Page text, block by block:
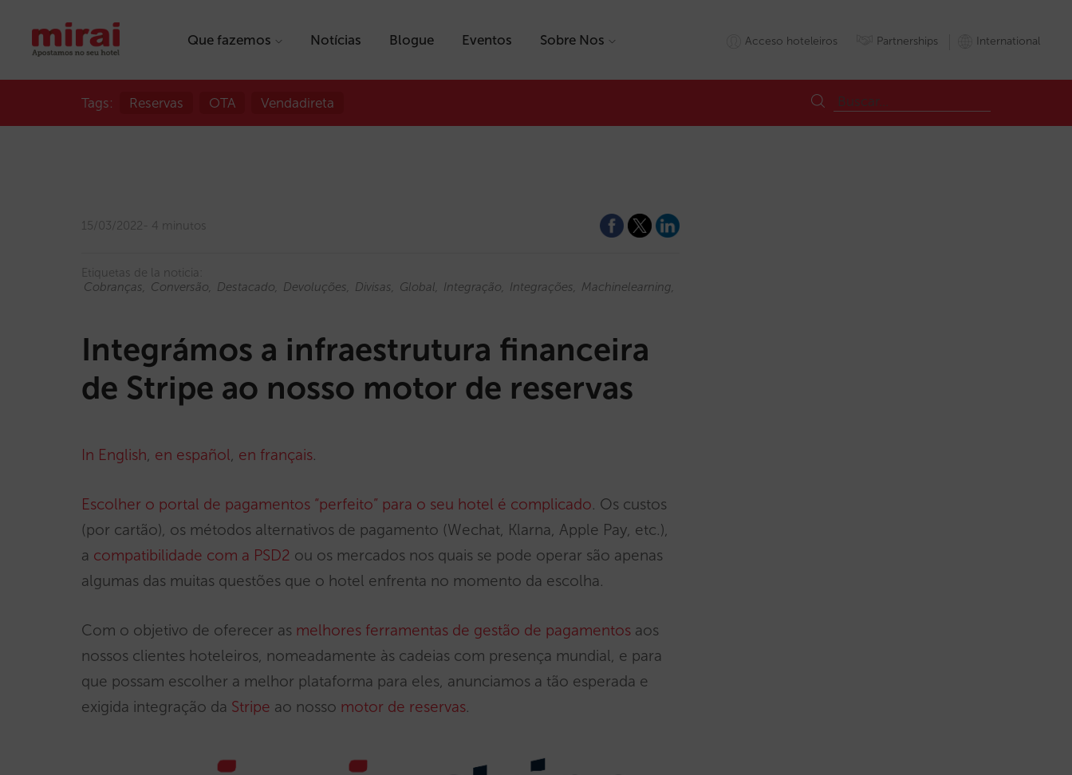
Que fazemos Notícias Blogue Eventos Sobre Nos Acceso hoteleiros Partnerships International
Tags: Reservas OTA Vendadireta
15/03/2022 4 minutos
Etiquetas de la noticia:
Cobranças
Conversão Destacado Devoluções Divisas Global Integração Integrações Machinelearning
Integrámos a infraestrutura financeira
de Stripe ao nosso motor de reservas
In English, en español, en français.
Escolher o portal de pagamentos “perfeito” para o seu hotel é complicado. Os custos
(por cartão), os métodos alternativos de pagamento (Wechat, Klarna, Apple Pay, etc.),
a compatibilidade com a PSD2 ou os mercados nos quais se pode operar são apenas
algumas das muitas questões que o hotel enfrenta no momento da escolha.
Com o objetivo de oferecer as melhores ferramentas de gestão de pagamentos aos
nossos clientes hoteleiros, nomeadamente às cadeias com presença mundial, e para
que possam escolher a melhor plataforma para eles, anunciamos a tão esperada e
exigida integração da Stripe ao nosso motor de reservas.